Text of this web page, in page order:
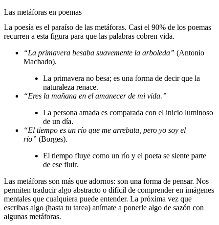
Las metáforas en poemas
La poesía es el paraíso de las metáforas. Casi el 90% de los poemas
recurren a esta figura para que las palabras cobren vida.
“La primavera besaba suavemente la arboleda” (Antonio
Machado).
La primavera no besa; es una forma de decir que la
naturaleza renace.
“Eres la mañana en el amanecer de mi vida.”
La persona amada es comparada con el inicio luminoso
de un día.
“El tiempo es un río que me arrebata, pero yo soy el
río” (Borges).
El tiempo fluye como un río y el poeta se siente parte
de ese fluir.
Las metáforas son más que adornos: son una forma de pensar. Nos
permiten traducir algo abstracto o difícil de comprender en imágenes
mentales que cualquiera puede entender. La próxima vez que
escribas algo (hasta tu tarea) anímate a ponerle algo de sazón con
algunas metáforas.